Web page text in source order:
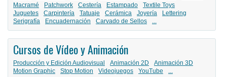
Macramé
Patchwork Cestería Estampado
Textile Toys
Juguetes
Carpintería Tatuaje Cerámica Joyería
Lettering
Serigrafía
Encuadernación Carvado de Sellos ...
Cursos de Vídeo y Animación
Producción y Edición Audiovisual Animación 2D
Animación 3D
Motion Graphic
Stop Motion Videojuegos YouTube ...